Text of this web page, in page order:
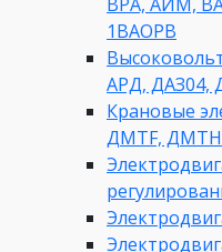
1ВАОРВ
АРД, ДАЗ04,
Крановые
ДMTF, ДМТН